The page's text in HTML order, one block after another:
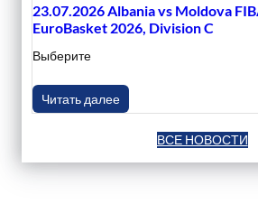
23.07.2026 Albania vs Moldova
EuroBasket 2026, Division C
Выберите
Читать далее
ВСЕ НОВОСТИ